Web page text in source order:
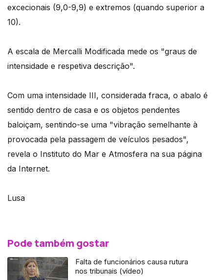
excecionais (9,0-9,9) e extremos (quando superior a
10).
A escala de Mercalli Modificada mede os "graus de
intensidade e respetiva descrição".
Com uma intensidade III, considerada fraca, o abalo é
sentido dentro de casa e os objetos pendentes
baloiçam, sentindo-se uma "vibração semelhante à
provocada pela passagem de veículos pesados",
revela o Instituto do Mar e Atmosfera na sua página
da Internet.
Lusa
Pode também gostar
Falta de funcionários causa rutura
nos tribunais (vídeo)